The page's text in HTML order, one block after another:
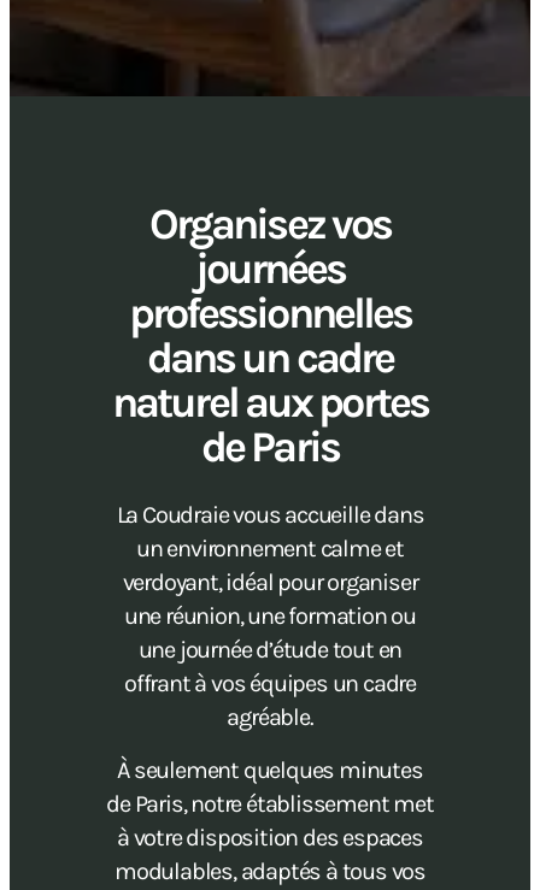
Organisez vos
journées
professionnelles
dans un cadre
naturel aux portes
de Paris
La Coudraie vous accueille dans
un environnement calme et
verdoyant, idéal pour organiser
une réunion, une formation ou
une journée d’étude tout en
offrant à vos équipes un cadre
agréable.
À seulement quelques minutes
de Paris, notre établissement met
à votre disposition des espaces
modulables, adaptés à tous vos